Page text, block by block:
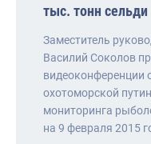
тыс. тонн сельди
Заместитель
Василий Соколов
видеоконференции
охотоморской
мониторинга
на 9 февраля 2015